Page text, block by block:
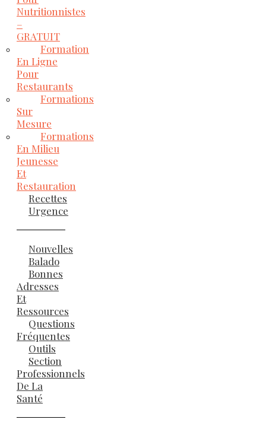
Nutritionnistes
–
GRATUIT
Formation
En Ligne
Pour
Restaurants
Formations
Sur
Mesure
Formations
En Milieu
Jeunesse
Et
Restauration
Recettes
Urgence
Nouvelles
Balado
Bonnes
Adresses
Et
Ressources
Questions
Fréquentes
Outils
Section
Professionnels
De La
Santé